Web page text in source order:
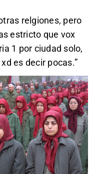
relgiones, pero
estricto que vox
1 por ciudad solo,
es decir pocas.”